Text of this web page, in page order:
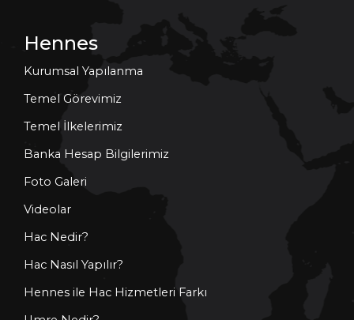
Hennes
Kurumsal Yapılanma
Temel Görevimiz
Temel İlkelerimiz
Banka Hesap Bilgilerimiz
Foto Galeri
Videolar
Hac Nedir?
Hac Nasıl Yapılır?
Hennes ile Hac Hizmetleri Farkı